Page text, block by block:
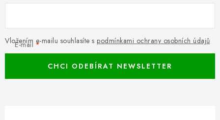
E-mail
Vložením e-mailu souhlasíte s podmínkami ochrany osobních údajů
CHCI ODEBÍRAT NEWSLETTER